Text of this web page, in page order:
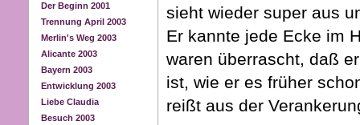
Der Beginn 2001
Trennung April 2003
Merlin's Weg 2003
Alicante 2003
Bayern 2003
Entwicklung 2003
Liebe Claudia
Besuch 2003
sieht wieder super aus
Er kannte jede Ecke im
waren überrascht, daß
ist, wie er es früher
reißt aus der